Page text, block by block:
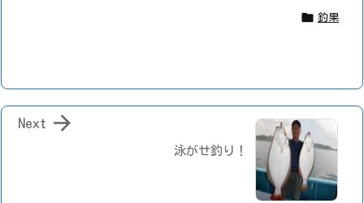
 釣果
泳がせ釣り！

Next